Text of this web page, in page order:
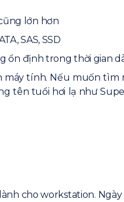
lớn hơn
SAS, SSD
ổn định trong thời gian
tính. Nếu muốn
tên tuổi hơi lạ như
cho workstation.